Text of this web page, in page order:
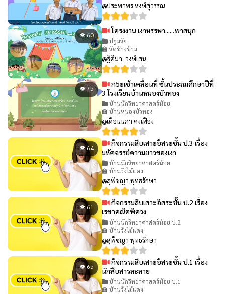
@ประพาพร หงษ์สุวรรณ
👁 60 โครงงาน เงาหรรษา......พาสนุก
ปฐมวัย
🏫 วัดช้างข้าม
@ฐิติมา วงษ์เสน
👁 75
ก5ะเช้าเคลื่อนที่ ชั้นประถมศึกษาปีที่
3 โรงเรียนบ้านหนองบัวทอง
บ้านนักวิทยาศาสตร์น้อย
🏫 บ้านหนองบัวทอง
@เดือนนภา คงเฟือง
👁 64
กิจกรรมสืบเสาะอิสระชั้น ป.3 เรื่อง
มหัศจรรย์ความยาวของเงา
บ้านนักวิทยาศาสตร์น้อย
🏫 บ้านวังไม้แดง
@สุพิชญา พุทธรักษา
👁 61
กิจกรรมสืบเสาะอิสระชั้น ป.2 เรื่อง
เรขาคณิตพิศวง
บ้านนักวิทยาศาสตร์น้อย ป.2
🏫 บ้านวังไม้แดง
@สุพิชญา พุทธรักษา
👁 65
กิจกรรมสืบเสาะอิสระชั้น ป.1 เรื่อง
นักสืบสารละลาย
บ้านนักวิทยาศาสตร์น้อย ป.1
🏫 บ้านวังไม้แดง